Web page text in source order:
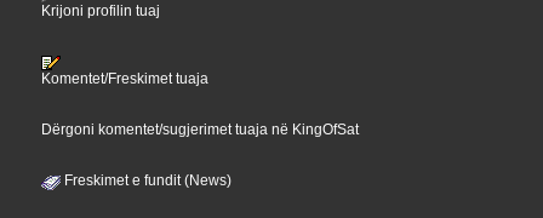
Krijoni profilin tuaj
Komentet/Freskimet tuaja
Dërgoni komentet/sugjerimet tuaja në KingOfSat
Freskimet e fundit (News)